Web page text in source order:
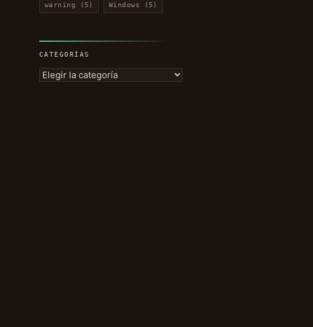
warning (5) Windows (5)
CATEGORÍAS